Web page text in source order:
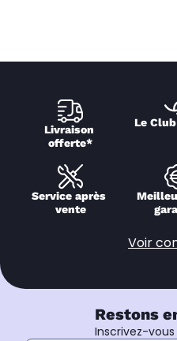
Livraison
offerte*
Le
Service après
vente
Voir
Restons
Inscrivez-